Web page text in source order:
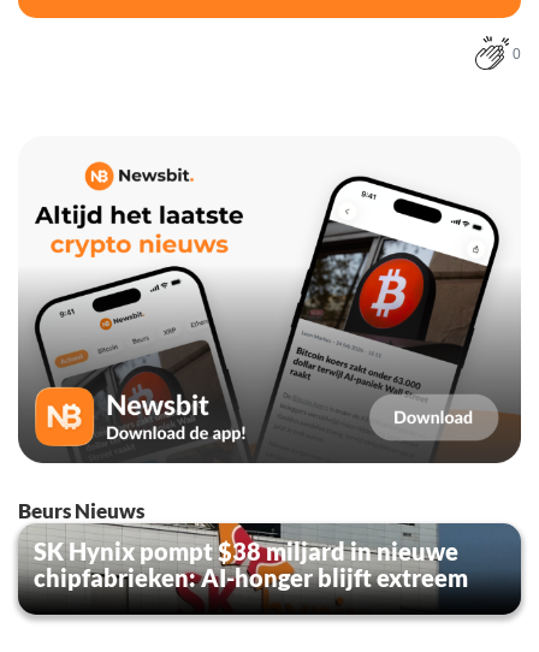
0
Beurs Nieuws
SK Hynix pompt $38 miljard in nieuwe
chipfabrieken: AI-honger blijft extreem